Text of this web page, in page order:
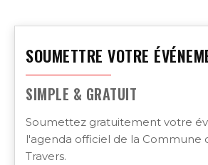
SOUMETTRE VOTRE
SIMPLE & GRATUIT
Soumettez gratuitement votre
l'agenda officiel de la Commune
Travers.